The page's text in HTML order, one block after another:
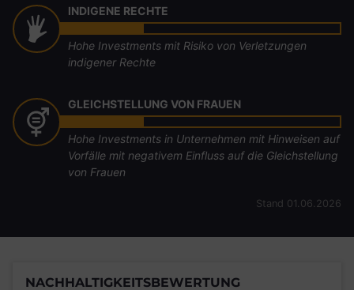
INDIGENE RECHTE
Hohe Investments mit Risiko von Verletzungen
indigener Rechte
GLEICHSTELLUNG VON FRAUEN
Hohe Investments in Unternehmen mit Hinweisen auf
Vorfälle mit negativem Einfluss auf die Gleichstellung
von Frauen
Stand 01.06.2026
NACHHALTIGKEITSBEWERTUNG